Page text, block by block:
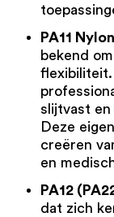
PA11 Nylon
bekend
slijtvast
Deze
creëren
en
PA12
dat zich